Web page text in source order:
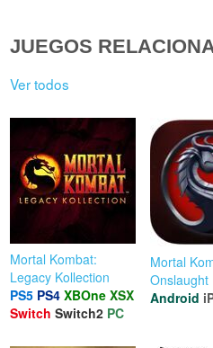
JUEGOS
Ver todos
Mortal Kombat:
Legacy Kollection
PS5 PS4 XBOne XSX
Switch Switch2 PC
Mortal
Onslaught
Android